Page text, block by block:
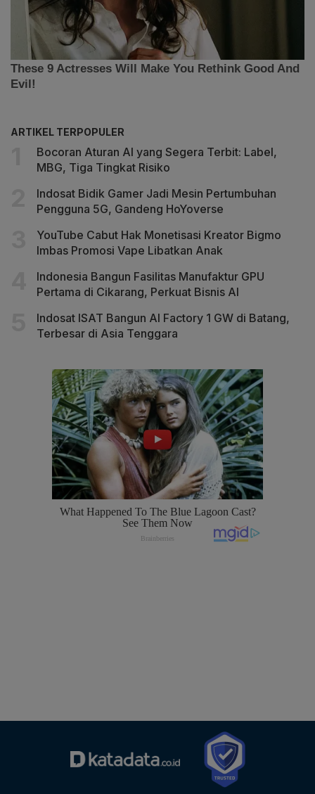
ARTIKEL TERPOPULER
Bocoran Aturan AI yang Segera Terbit: Label,
MBG, Tiga Tingkat Risiko
Indosat Bidik Gamer Jadi Mesin Pertumbuhan
Pengguna 5G, Gandeng HoYoverse
YouTube Cabut Hak Monetisasi Kreator Bigmo
Imbas Promosi Vape Libatkan Anak
Indonesia Bangun Fasilitas Manufaktur GPU
Pertama di Cikarang, Perkuat Bisnis AI
Indosat ISAT Bangun AI Factory 1 GW di Batang,
Terbesar di Asia Tenggara